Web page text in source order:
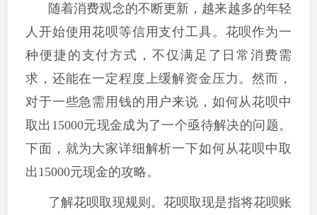
随着消费观念的不断更新，越来越多的年轻
人开始使用花呗等信用支付工具。花呗作为一
种便捷的支付方式，不仅满足了日常消费需
求，还能在一定程度上缓解资金压力。然而，
对于一些急需用钱的用户来说，如何从花呗中
取出15000元现金成为了一个亟待解决的问题。
下面，就为大家详细解析一下如何从花呗中取
出15000元现金的攻略。
了解花呗取现规则。花呗取现是指将花呗账